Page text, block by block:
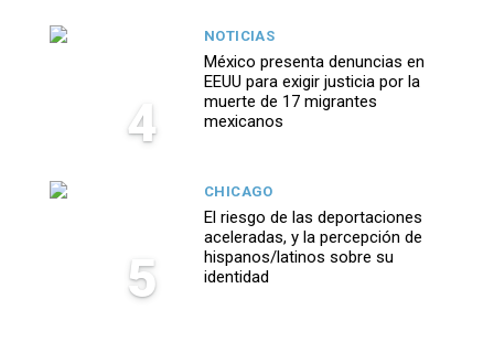
4
NOTICIAS
México presenta denuncias en
EEUU para exigir justicia por la
muerte de 17 migrantes
mexicanos
5
CHICAGO
El riesgo de las deportaciones
aceleradas, y la percepción de
hispanos/latinos sobre su
identidad